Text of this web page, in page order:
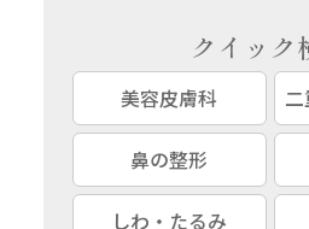
クイック
美容皮膚科
鼻の整形
しわ・たるみ